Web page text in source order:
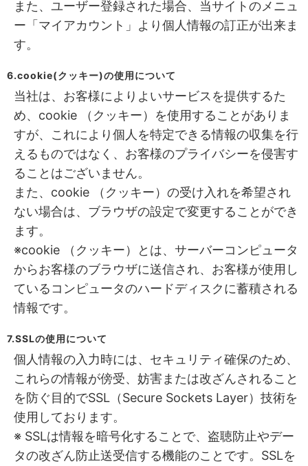
また、ユーザー登録された場合、当サイトのメニュ
ー「マイアカウント」より個人情報の訂正が出来ま
す。
6.cookie(クッキー)の使用について
当社は、お客様によりよいサービスを提供するた
め、cookie （クッキー）を使用することがありま
すが、これにより個人を特定できる情報の収集を行
えるものではなく、お客様のプライバシーを侵害す
ることはございません。
また、cookie （クッキー）の受け入れを希望され
ない場合は、ブラウザの設定で変更することができ
ます。
※cookie （クッキー）とは、サーバーコンピュータ
からお客様のブラウザに送信され、お客様が使用し
ているコンピュータのハードディスクに蓄積される
情報です。
7.SSLの使用について
個人情報の入力時には、セキュリティ確保のため、
これらの情報が傍受、妨害または改ざんされること
を防ぐ目的でSSL（Secure Sockets Layer）技術を
使用しております。
※ SSLは情報を暗号化することで、盗聴防止やデー
タの改ざん防止送受信する機能のことです。SSLを